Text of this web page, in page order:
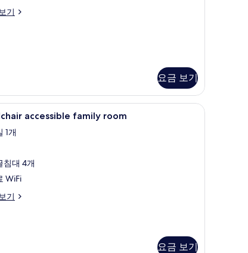
기
요금 보기
/다리미판 Wheelchair accessible family room | 욕실 |
accessible family room
1개
침대 4개
WiFi
기
요금 보기